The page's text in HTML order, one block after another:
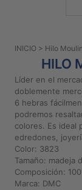
Preguntas
frecuentes
Aviso De
Privacidad
Políticas
Compra
INICIO > Hilo
HILO
Líder en el
doblemente
6 hebras
podremos
colores. Es ideal
edredones,
Color: 3823
Tamaño: madeja
Composición:
Marca: DMC